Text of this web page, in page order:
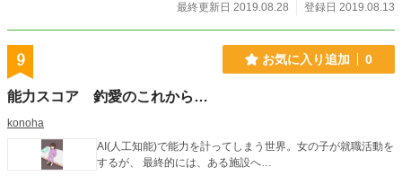
最終更新日 2019.08.28
登録日 2019.08.13
9 お気に入り追加 0
能力スコア 釣愛のこれから…
konoha
AI(人工知能)で能力を計ってしまう世界。女の子が就職活動を
するが、 最終的には、ある施設へ…